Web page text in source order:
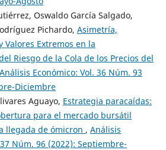
Oswaldo García Salgado,
Pichardo, Asimetría,
Valores Extremos en la
Riesgo de la Cola de los Precios del
Análisis Económico: Vol. 36 Núm. 93
Diciembre
Aguayo, Estrategia paracaídas:
para el mercado bursátil
llegada de ómicron , Análisis
Núm. 96 (2022): Septiembre-